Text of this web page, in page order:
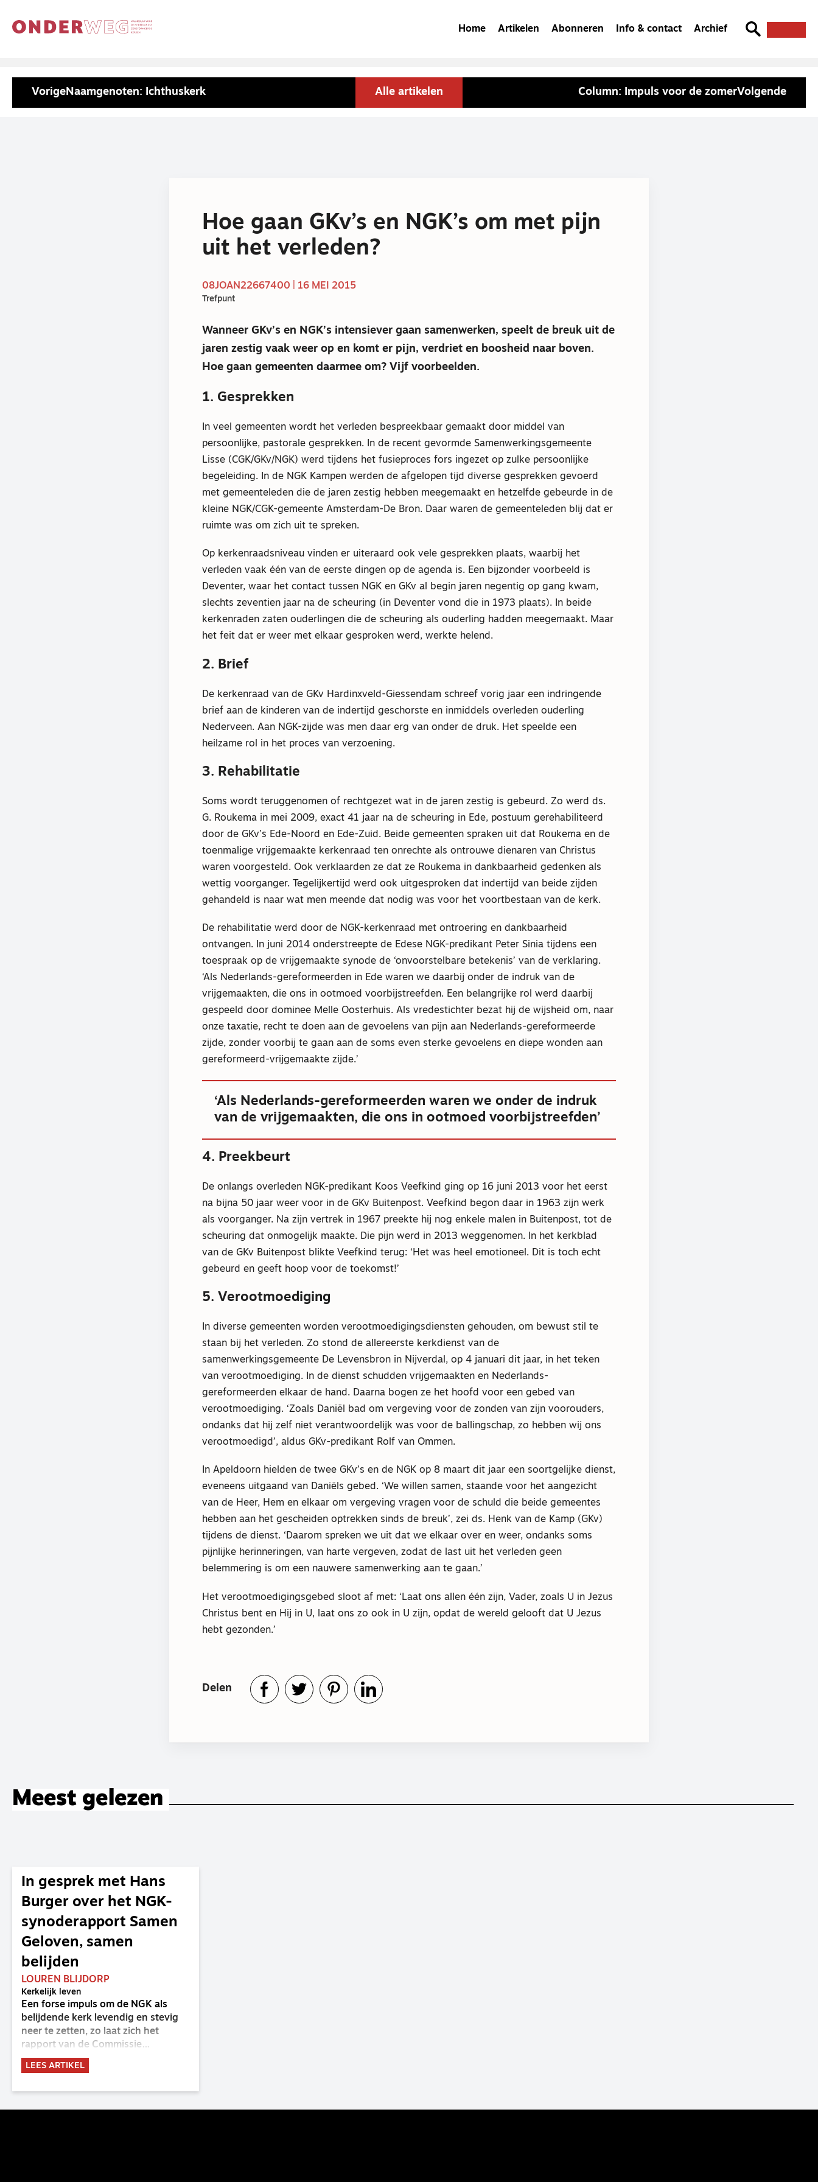
Home Artikelen Abonneren Info & contact Archief
VorigeNaamgenoten: Ichthuskerk Alle artikelen Column: Impuls voor de zomerVolgende
Hoe gaan GKv’s en NGK’s om met pijn
uit het verleden?
08JOAN22667400 | 16 MEI 2015
Trefpunt
Wanneer GKv’s en NGK’s intensiever gaan samenwerken, speelt de breuk uit de
jaren zestig vaak weer op en komt er pijn, verdriet en boosheid naar boven.
Hoe gaan gemeenten daarmee om? Vijf voorbeelden.
1. Gesprekken
In veel gemeenten wordt het verleden bespreekbaar gemaakt door middel van
persoonlijke, pastorale gesprekken. In de recent gevormde Samenwerkingsgemeente
Lisse (CGK/GKv/NGK) werd tijdens het fusieproces fors ingezet op zulke persoonlijke
begeleiding. In de NGK Kampen werden de afgelopen tijd diverse gesprekken gevoerd
met gemeenteleden die de jaren zestig hebben meegemaakt en hetzelfde gebeurde in de
kleine NGK/CGK-gemeente Amsterdam-De Bron. Daar waren de gemeenteleden blij dat er
ruimte was om zich uit te spreken.
Op kerkenraadsniveau vinden er uiteraard ook vele gesprekken plaats, waarbij het
verleden vaak één van de eerste dingen op de agenda is. Een bijzonder voorbeeld is
Deventer, waar het contact tussen NGK en GKv al begin jaren negentig op gang kwam,
slechts zeventien jaar na de scheuring (in Deventer vond die in 1973 plaats). In beide
kerkenraden zaten ouderlingen die de scheuring als ouderling hadden meegemaakt. Maar
het feit dat er weer met elkaar gesproken werd, werkte helend.
2. Brief
De kerkenraad van de GKv Hardinxveld-Giessendam schreef vorig jaar een indringende
brief aan de kinderen van de indertijd geschorste en inmiddels overleden ouderling
Nederveen. Aan NGK-zijde was men daar erg van onder de druk. Het speelde een
heilzame rol in het proces van verzoening.
3. Rehabilitatie
Soms wordt teruggenomen of rechtgezet wat in de jaren zestig is gebeurd. Zo werd ds.
G. Roukema in mei 2009, exact 41 jaar na de scheuring in Ede, postuum gerehabiliteerd
door de GKv’s Ede-Noord en Ede-Zuid. Beide gemeenten spraken uit dat Roukema en de
toenmalige vrijgemaakte kerkenraad ten onrechte als ontrouwe dienaren van Christus
waren voorgesteld. Ook verklaarden ze dat ze Roukema in dankbaarheid gedenken als
wettig voorganger. Tegelijkertijd werd ook uitgesproken dat indertijd van beide zijden
gehandeld is naar wat men meende dat nodig was voor het voortbestaan van de kerk.
De rehabilitatie werd door de NGK-kerkenraad met ontroering en dankbaarheid
ontvangen. In juni 2014 onderstreepte de Edese NGK-predikant Peter Sinia tijdens een
toespraak op de vrijgemaakte synode de ‘onvoorstelbare betekenis’ van de verklaring.
‘Als Nederlands-gereformeerden in Ede waren we daarbij onder de indruk van de
vrijgemaakten, die ons in ootmoed voorbijstreefden. Een belangrijke rol werd daarbij
gespeeld door dominee Melle Oosterhuis. Als vredestichter bezat hij de wijsheid om, naar
onze taxatie, recht te doen aan de gevoelens van pijn aan Nederlands-gereformeerde
zijde, zonder voorbij te gaan aan de soms even sterke gevoelens en diepe wonden aan
gereformeerd-vrijgemaakte zijde.’
‘Als Nederlands-gereformeerden waren we onder de indruk
van de vrijgemaakten, die ons in ootmoed voorbijstreefden’
4. Preekbeurt
De onlangs overleden NGK-predikant Koos Veefkind ging op 16 juni 2013 voor het eerst
na bijna 50 jaar weer voor in de GKv Buitenpost. Veefkind begon daar in 1963 zijn werk
als voorganger. Na zijn vertrek in 1967 preekte hij nog enkele malen in Buitenpost, tot de
scheuring dat onmogelijk maakte. Die pijn werd in 2013 weggenomen. In het kerkblad
van de GKv Buitenpost blikte Veefkind terug: ‘Het was heel emotioneel. Dit is toch echt
gebeurd en geeft hoop voor de toekomst!’
5. Verootmoediging
In diverse gemeenten worden verootmoedigingsdiensten gehouden, om bewust stil te
staan bij het verleden. Zo stond de allereerste kerkdienst van de
samenwerkingsgemeente De Levensbron in Nijverdal, op 4 januari dit jaar, in het teken
van verootmoediging. In de dienst schudden vrijgemaakten en Nederlands-
gereformeerden elkaar de hand. Daarna bogen ze het hoofd voor een gebed van
verootmoediging. ‘Zoals Daniël bad om vergeving voor de zonden van zijn voorouders,
ondanks dat hij zelf niet verantwoordelijk was voor de ballingschap, zo hebben wij ons
verootmoedigd’, aldus GKv-predikant Rolf van Ommen.
In Apeldoorn hielden de twee GKv’s en de NGK op 8 maart dit jaar een soortgelijke dienst,
eveneens uitgaand van Daniëls gebed. ‘We willen samen, staande voor het aangezicht
van de Heer, Hem en elkaar om vergeving vragen voor de schuld die beide gemeentes
hebben aan het gescheiden optrekken sinds de breuk’, zei ds. Henk van de Kamp (GKv)
tijdens de dienst. ‘Daarom spreken we uit dat we elkaar over en weer, ondanks soms
pijnlijke herinneringen, van harte vergeven, zodat de last uit het verleden geen
belemmering is om een nauwere samenwerking aan te gaan.’
Het verootmoedigingsgebed sloot af met: ‘Laat ons allen één zijn, Vader, zoals U in Jezus
Christus bent en Hij in U, laat ons zo ook in U zijn, opdat de wereld gelooft dat U Jezus
hebt gezonden.’
Delen
Meest gelezen
In gesprek met Hans
Burger over het NGK-
synoderapport Samen
Geloven, samen
belijden
LOUREN BLIJDORP
Kerkelijk leven
Een forse impuls om de NGK als
belijdende kerk levendig en stevig
neer te zetten, zo laat zich het
rapport van de Commissie
Belijdende Kerk (CBK) lezen. Deze
commissie is al sinds de eenwording
2023 de opdracht om haar analyse
LEES ARTIKEL